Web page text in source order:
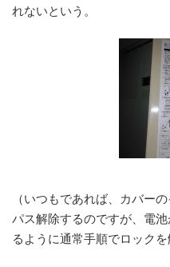
れないという。
（いつもであれば、カバー
パス解除するのですが、電
るように通常手順でロックを